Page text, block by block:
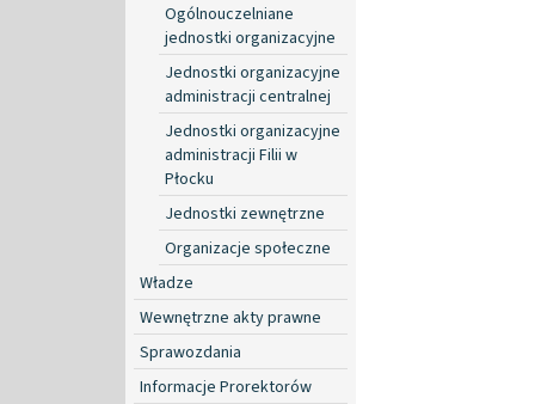
Ogólnouczelniane
jednostki organizacyjne
Jednostki organizacyjne
administracji centralnej
Jednostki organizacyjne
administracji Filii w
Płocku
Jednostki zewnętrzne
Organizacje społeczne
Władze
Wewnętrzne akty prawne
Sprawozdania
Informacje Prorektorów